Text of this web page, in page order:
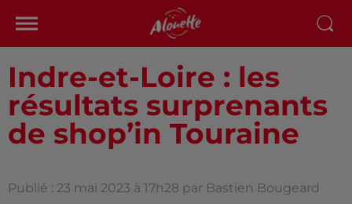
Indre-et-Loire : les
résultats surprenants
de shop’in Touraine
Publié : 23 mai 2023 à 17h28 par Bastien Bougeard